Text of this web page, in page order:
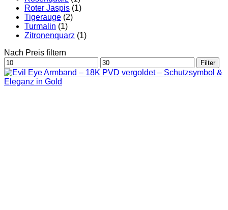
Roter Jaspis (1)
Tigerauge (2)
Turmalin (1)
Zitronenquarz (1)
Nach Preis filtern
Min.
Preis
Max.
Preis
Filter